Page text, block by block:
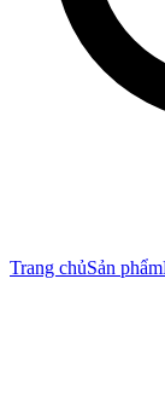
Trang chủSản phẩm